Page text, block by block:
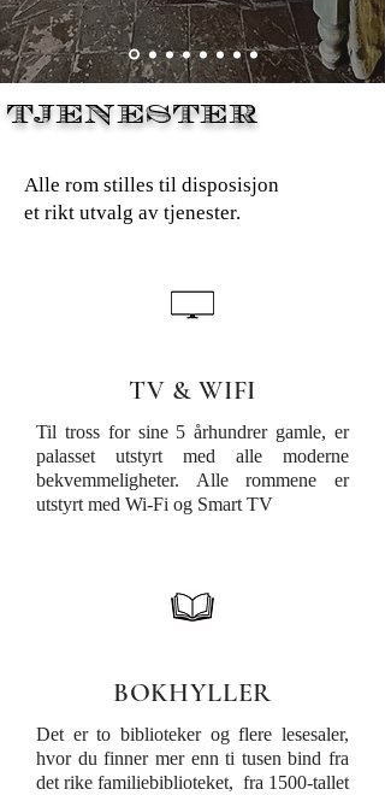
TJENESTER
Alle rom stilles til disposisjon
et rikt utvalg av tjenester.
TV & WIFI
Til tross for sine 5 århundrer gamle, er
palasset utstyrt med alle moderne
bekvemmeligheter. Alle rommene er
utstyrt med Wi-Fi og Smart TV
BOKHYLLER
Det er to biblioteker og flere lesesaler,
hvor du finner mer enn ti tusen bind fra
det rike familiebiblioteket, fra 1500-tallet